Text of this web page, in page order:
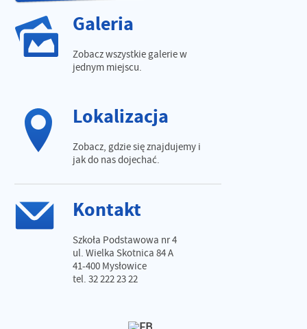
Galeria
Zobacz wszystkie galerie w
jednym miejscu.
Lokalizacja
Zobacz, gdzie się znajdujemy i
jak do nas dojechać.
Kontakt
Szkoła Podstawowa nr 4
ul. Wielka Skotnica 84 A
41-400 Mysłowice
tel. 32 222 23 22